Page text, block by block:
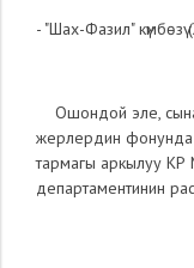
- "Шах-Фазил"
Ошондой эле,
жерлердин фонунда
тармагы аркылуу
департаментинин